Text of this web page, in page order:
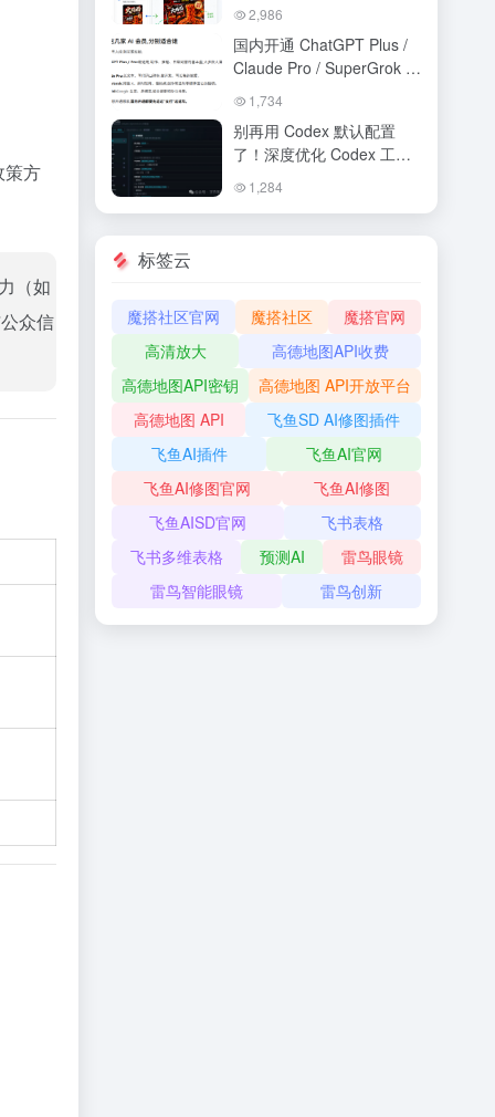
策方
（如
众信
改图，告别Prompt描述烦
2,986
国内开通 ChatGPT Plus /
Claude Pro / SuperGrok /
Gemini 会员完整攻略：支
付宝微信代充，0密码直
充，官方会员一次开通
1,734
别再用 Codex 默认配置
了！深度优化 Codex 工作
流的进阶配置指南
1,284
标签云
魔搭社区官网 魔搭社区
魔搭官网
高清放大
高德地图API收费
高德地图API密钥
高德地图 API开放平台
高德地图 API
飞鱼SD AI修图插件
飞鱼AI插件
飞鱼AI官网
飞鱼AI修图官网
飞鱼AI修图
飞鱼AISD官网
飞书表格
飞书多维表格
预测AI
雷鸟眼镜
雷鸟智能眼镜
雷鸟创新